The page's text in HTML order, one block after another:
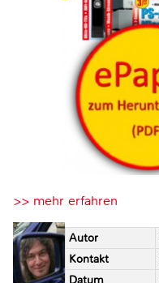
>> mehr erfahren
Autor
Kontakt